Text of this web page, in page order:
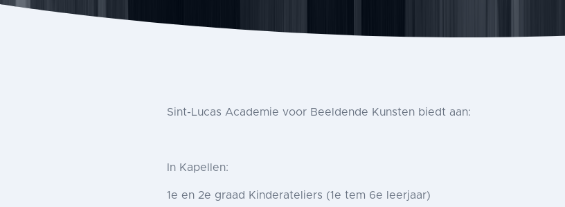
Sint-Lucas Academie voor Beeldende Kunsten biedt aan:
In Kapellen:
1e en 2e graad Kinderateliers (1e tem 6e leerjaar)